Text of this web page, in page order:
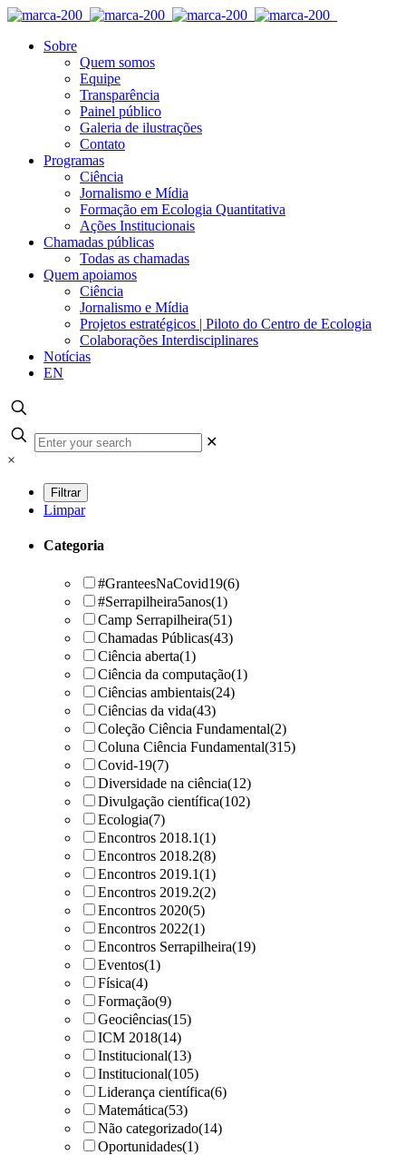
Sobre
Quem somos
Equipe
Transparência
Painel público
Galeria de ilustrações
Contato
Programas
Ciência
Jornalismo e Mídia
Formação em Ecologia Quantitativa
Ações Institucionais
Chamadas públicas
Todas as chamadas
Quem apoiamos
Ciência
Jornalismo e Mídia
Projetos estratégicos | Piloto do Centro de Ecologia
Colaborações Interdisciplinares
Notícias
EN
✕
×
Limpar
Categoria
#GranteesNaCovid19(6)
#Serrapilheira5anos(1)
Camp Serrapilheira(51)
Chamadas Públicas(43)
Ciência aberta(1)
Ciência da computação(1)
Ciências ambientais(24)
Ciências da vida(43)
Coleção Ciência Fundamental(2)
Coluna Ciência Fundamental(315)
Covid-19(7)
Diversidade na ciência(12)
Divulgação científica(102)
Ecologia(7)
Encontros 2018.1(1)
Encontros 2018.2(8)
Encontros 2019.1(1)
Encontros 2019.2(2)
Encontros 2020(5)
Encontros 2022(1)
Encontros Serrapilheira(19)
Eventos(1)
Física(4)
Formação(9)
Geociências(15)
ICM 2018(14)
Institucional(13)
Institucional(105)
Liderança científica(6)
Matemática(53)
Não categorizado(14)
Oportunidades(1)